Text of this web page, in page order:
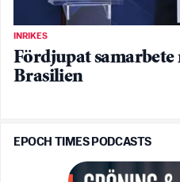
INRIKES
Fördjupat samarbete
Brasilien
EPOCH TIMES PODCASTS